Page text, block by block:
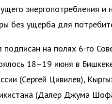
энергопотребления
без ущерба для
на полях 6-го
18–19 июня в
(Сергей Цивилев),
(Далер Джума